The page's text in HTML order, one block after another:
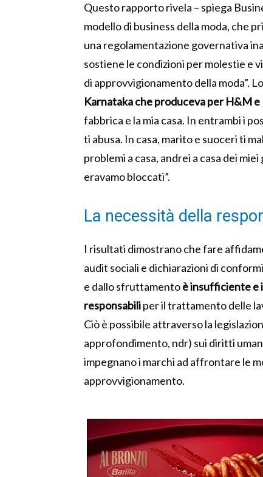
Questo rapporto rivela – spiega
modello di business della moda, che
una regolamentazione governativa
sostiene le condizioni per molestie e
di approvvigionamento della moda”.
Karnataka che produceva per H&M e
fabbrica e la mia casa. In entrambi i
ti abusa. In casa, marito e suoceri ti
problemi a casa, andrei a casa dei
eravamo bloccati”.
La necessità della
I risultati dimostrano che fare
audit sociali e dichiarazioni di
e dallo sfruttamentoè insufficiente e
responsabiliper il trattamento delle
Ciò è possibile attraverso la
approfondimento, ndr) sui diritti
impegnano i marchi ad affrontare le
approvvigionamento.